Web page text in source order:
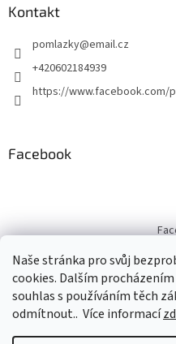
Naše stránka pro svůj
cookies. Dalším
souhlas s používáním těch
odmítnout.. Více informací
Kontakt
pomlazky@email.cz
+420602184939
https://www.facebook.com/
Facebook